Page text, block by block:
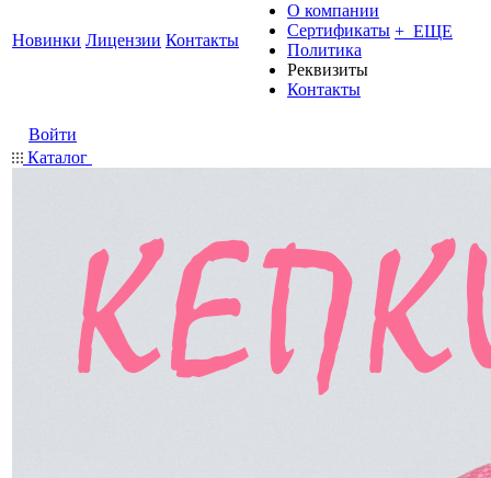
Новинки Лицензии Контакты
О компании
Сертификаты
Политика
Реквизиты
Контакты
+ ЕЩЕ
Войти
Каталог